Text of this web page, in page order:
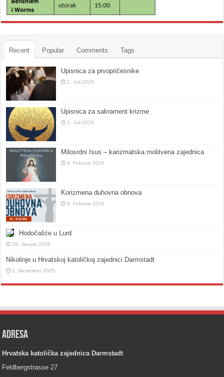
Recent Popular Comments Tags
Upisnica za prvopričesnike
1. Juli 2026
Upisnica za sakrament krizme
1. Juli 2026
Milosrdni Isus – karizmatska molitvena zajednica
6. Februar 2026
Korizmena duhovna obnova
6. Februar 2026
Hodočašće u Lurd
29. Januar 2026
Nikolinje u Hrvatskoj katoličkoj zajednici Darmstadt
2. Dezember 2025
Adresa
Hrvatska katolička zajednica Darmstadt
Feldbergstrasse 27